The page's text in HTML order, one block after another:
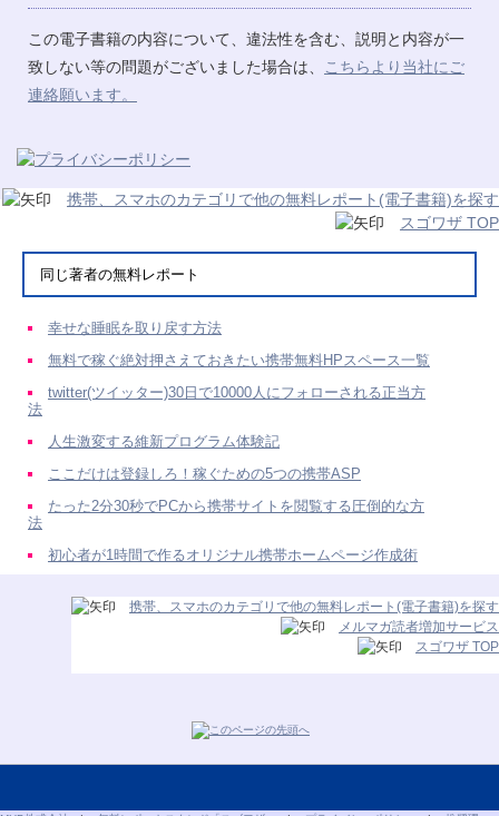
この電子書籍の内容について、違法性を含む、説明と内容が一
致しない等の問題がございました場合は、
こちらより当社にご
連絡願います。
携帯、スマホのカテゴリで他の無料レポート(電子書籍)を探す
スゴワザ TOP
同じ著者の無料レポート
幸せな睡眠を取り戻す方法
無料で稼ぐ絶対押さえておきたい携帯無料HPスペース一覧
twitter(ツイッター)30日で10000人にフォローされる正当方
法
人生激変する維新プログラム体験記
ここだけは登録しろ！稼ぐための5つの携帯ASP
たった2分30秒でPCから携帯サイトを閲覧する圧倒的な方
法
初心者が1時間で作るオリジナル携帯ホームページ作成術
携帯、スマホのカテゴリで他の無料レポート(電子書籍)を探す
メルマガ読者増加サービス
スゴワザ TOP